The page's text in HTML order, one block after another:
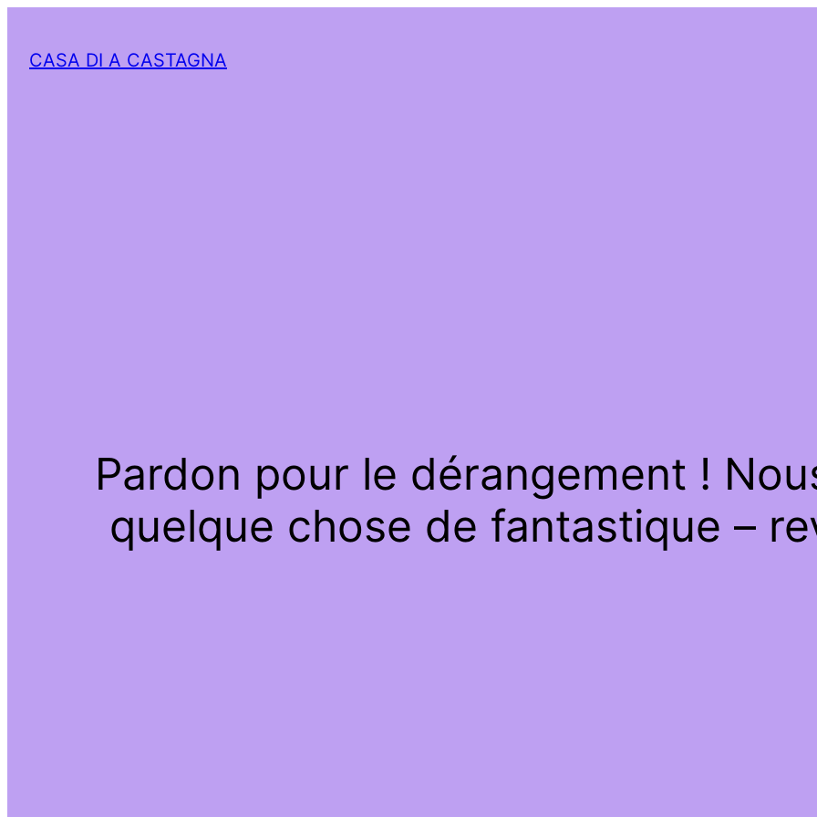
CASA DI A CASTAGNA
Pardon pour le dérangement !
quelque chose de fantastique –